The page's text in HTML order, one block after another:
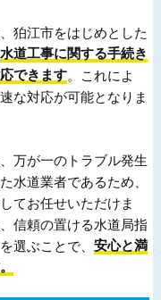
狛江市をはじめとした
水道工事に関する手続き
できます。これによ
な対応が可能となりま
万が一のトラブル発生
水道業者であるため、
てお任せいただけま
信頼の置ける水道局指
選ぶことで、安心と満